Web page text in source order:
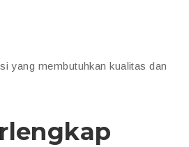
yang membutuhkan kualitas dan